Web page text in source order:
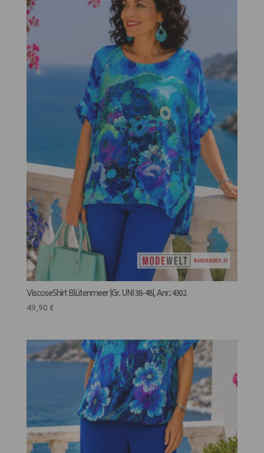
ViscoseShirt Blütenmeer |Gr. UNI 38-48|, Anr.: 4302
49,90 €